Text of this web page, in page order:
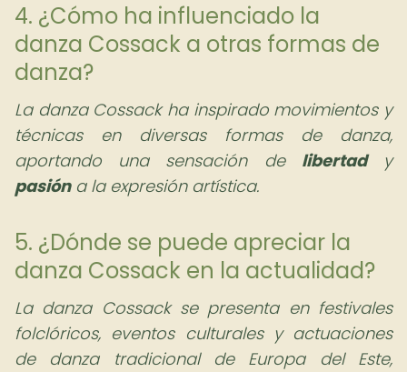
4. ¿Cómo ha influenciado la
danza Cossack a otras formas de
danza?
La danza Cossack ha inspirado movimientos y
técnicas en diversas formas de danza,
aportando una sensación de libertady
pasióna la expresión artística.
5. ¿Dónde se puede apreciar la
danza Cossack en la actualidad?
La danza Cossack se presenta en festivales
folclóricos, eventos culturales y actuaciones
de danza tradicional de Europa del Este,